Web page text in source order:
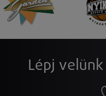
Lépj velünk